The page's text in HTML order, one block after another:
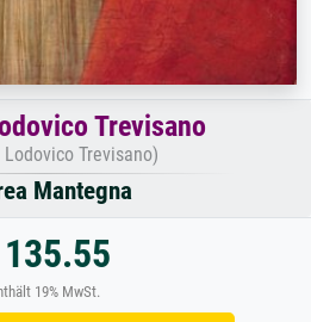
Trevisano
Trevisano)
Mantegna
19% MwSt.